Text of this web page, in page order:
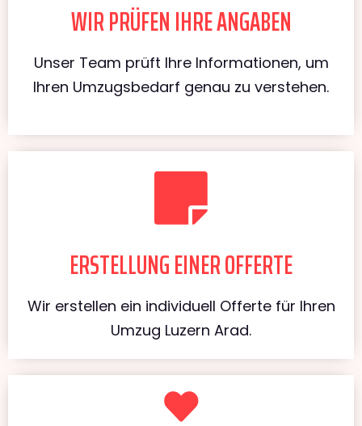
WIR PRÜFEN IHRE ANGABEN
Unser Team prüft Ihre Informationen, um
Ihren Umzugsbedarf genau zu verstehen.
ERSTELLUNG EINER OFFERTE
Wir erstellen ein individuell Offerte für Ihren
Umzug Luzern Arad.